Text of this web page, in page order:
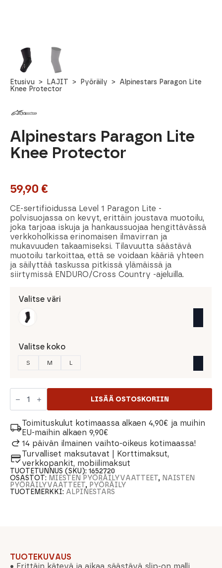
Etusivu LAJIT Pyöräily
Alpinestars Paragon Lite
Knee Protector
Alpinestars Paragon Lite
Knee Protector
59,90 €
CE-sertifioidussa Level 1 Paragon Lite -
polvisuojassa on kevyt, erittäin joustava muotoilu,
joka tarjoaa iskuja ja hankaussuojaa hengittävässä
verkkoholkissa erinomaisen ilmavirran ja
mukavuuden takaamiseksi. Tilavuutta säästävä
muotoilu tarkoittaa, että se voidaan kääriä yhteen
ja säilyttää taskussa pitkissä ylämäissä ja
siirtymissä ENDURO/Cross Country -ajeluilla.
Valitse väri
Valitse koko
S M L
Alpinestars
Paragon
Lite
Protector
määrä
LISÄÄ OSTOSKORIIN
Toimituskulut kotimaassa alkaen 4,90€ ja muihin
EU-maihin alkaen 9,90€
14 päivän ilmainen vaihto-oikeus kotimaassa!
Turvalliset maksutavat | Korttimaksut,
verkkopankit, mobiilimaksut
TUOTETUNNUS (SKU):1652720
OSASTOT: MIESTEN PYÖRÄILYVAATTEET, NAISTEN
PYÖRÄILYVAATTEET, PYÖRÄILY
TUOTEMERKKI: ALPINESTARS
TUOTEKUVAUS